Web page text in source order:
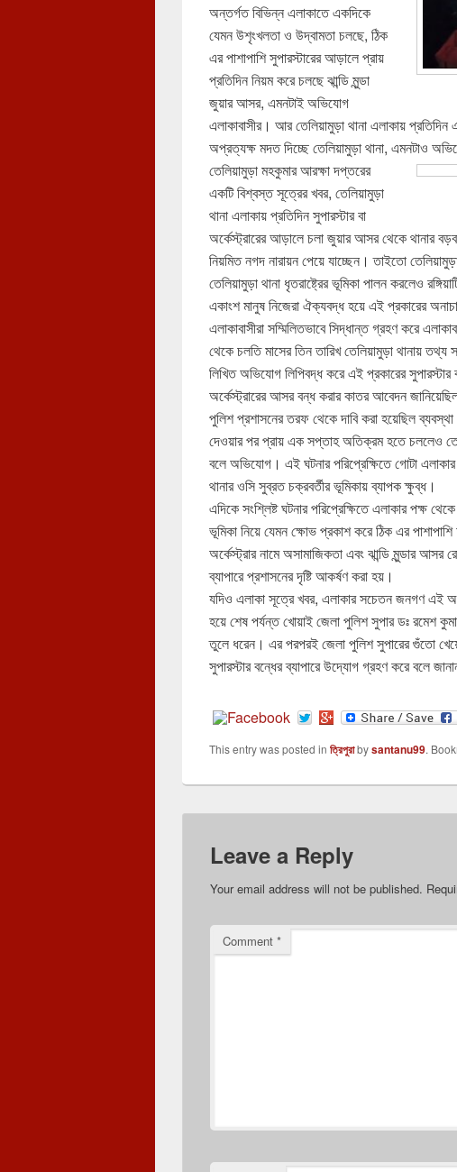
অন্তর্গত বিভিন্ন এলাকাতে একদিকে
যেমন উশৃংখলতা ও উদ্বামতা চলছে, ঠিক
এর পাশাপাশি সুপারস্টারের আড়ালে প্রায়
প্রতিদিন নিয়ম করে চলছে ঝান্ডি মুন্ডা
জুয়ার আসর, এমনটাই অভিযোগ
এলাকাবাসীর। আর তেলিয়ামুড়া থানা এলাকায়
অপ্রত্যক্ষ মদত দিচ্ছে তেলিয়ামুড়া থানা, এমনটাও
তেলিয়ামুড়া মহকুমার আরক্ষা দপ্তরের
একটি বিশ্বস্ত সূত্রের খবর, তেলিয়ামুড়া
থানা এলাকায় প্রতিদিন সুপারস্টার বা
অর্কেস্ট্রারের আড়ালে চলা জুয়ার আসর থেকে থানার
নিয়মিত নগদ নারায়ন পেয়ে যাচ্ছেন। তাইতো
তেলিয়ামুড়া থানা ধৃতরাষ্ট্রের ভূমিকা পালন করলেও
একাংশ মানুষ নিজেরা ঐক্যবদ্ধ হয়ে এই প্রকারের
এলাকাবাসীরা সম্মিলিতভাবে সিদ্ধান্ত গ্রহণ করে
থেকে চলতি মাসের তিন তারিখ তেলিয়ামুড়া থানায় তথ্য
লিখিত অভিযোগ লিপিবদ্ধ করে এই প্রকারের সুপারস্টার
অর্কেস্ট্রারের আসর বন্ধ করার কাতর আবেদন
পুলিশ প্রশাসনের তরফ থেকে দাবি করা হয়েছিল
দেওয়ার পর প্রায় এক সপ্তাহ অতিক্রম হতে চললেও
বলে অভিযোগ। এই ঘটনার পরিপ্রেক্ষিতে গোটা
থানার ওসি সুব্রত চক্রবর্তীর ভূমিকায় ব্যাপক ক্ষুব্ধ।
এদিকে সংশ্লিষ্ট ঘটনার পরিপ্রেক্ষিতে এলাকার পক্ষ
ভূমিকা নিয়ে যেমন ক্ষোভ প্রকাশ করে ঠিক এর
অর্কেস্ট্রার নামে অসামাজিকতা এবং ঝান্ডি মুন্ডার
ব্যাপারে প্রশাসনের দৃষ্টি আকর্ষণ করা হয়।
যদিও এলাকা সূত্রে খবর, এলাকার সচেতন জনগণ এই
হয়ে শেষ পর্যন্ত খোয়াই জেলা পুলিশ সুপার ডঃ রমেশ
তুলে ধরেন। এর পরপরই জেলা পুলিশ সুপারের গুঁতো
সুপারস্টার বন্ধের ব্যাপারে উদ্যোগ গ্রহণ করে বলে
This entry was posted in ত্রিপুরাbysantanu99.
Leave a Reply
Your email address will not be published.
Comment *